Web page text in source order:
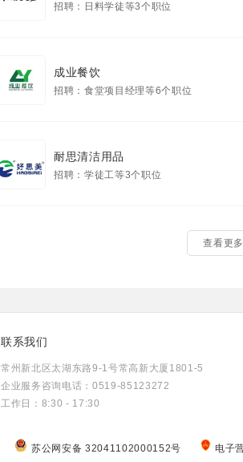
招聘：日料学徒等3个职位
成业餐饮
招聘：食堂项目经理等6个职位
耐思清洁用品
招聘：学徒工等3个职位
查看更
联系我们
常州新北区太湖东路9-1号常高新大厦1801-5
企业服务咨询电话：0519-85123272
工作日：8:30 - 17:30
苏公网安备 32041102000152号 电子